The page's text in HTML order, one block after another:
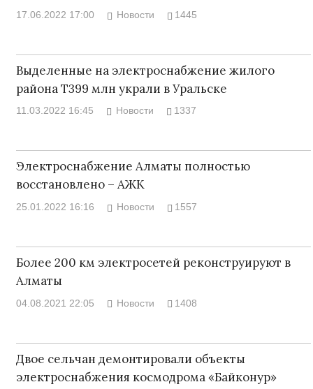
17.06.2022 17:00 Новости 1445
Выделенные на электроснабжение жилого
района Т399 млн украли в Уральске
11.03.2022 16:45 Новости 1337
Электроснабжение Алматы полностью
восстановлено – АЖК
25.01.2022 16:16 Новости 1557
Более 200 км электросетей реконструируют в
Алматы
04.08.2021 22:05 Новости 1408
Двое сельчан демонтировали объекты
электроснабжения космодрома «Байконур»